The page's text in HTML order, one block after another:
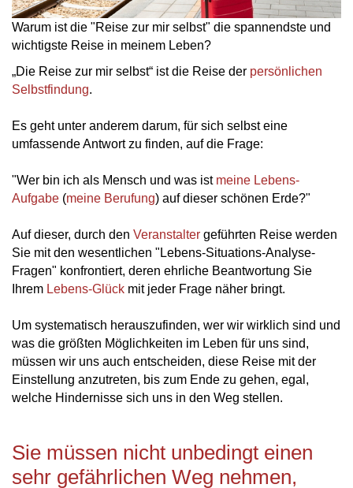
Warum ist die "Reise zur mir selbst" die spannendste und
wichtigste Reise in meinem Leben?
„Die Reise zur mir selbst“ ist die Reise der persönlichen
Selbstfindung.
Es geht unter anderem darum, für sich selbst eine
umfassende Antwort zu finden, auf die Frage:
"Wer bin ich als Mensch und was ist meine Lebens-
Aufgabe (meine Berufung) auf dieser schönen Erde?"
Auf dieser, durch den Veranstalter geführten Reise werden
Sie mit den wesentlichen "Lebens-Situations-Analyse-
Fragen" konfrontiert, deren ehrliche Beantwortung Sie
Ihrem Lebens-Glück mit jeder Frage näher bringt.
Um systematisch herauszufinden, wer wir wirklich sind und
was die größten Möglichkeiten im Leben für uns sind,
müssen wir uns auch entscheiden, diese Reise mit der
Einstellung anzutreten, bis zum Ende zu gehen, egal,
welche Hindernisse sich uns in den Weg stellen.
Sie müssen nicht unbedingt einen
sehr gefährlichen Weg nehmen,